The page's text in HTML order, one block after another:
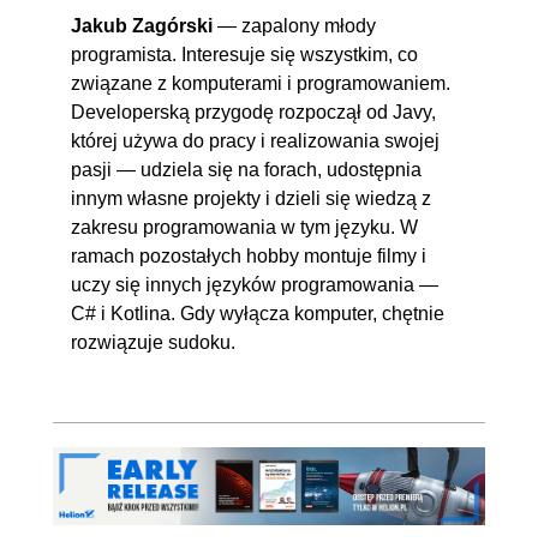
Jakub Zagórski — zapalony młody
programista. Interesuje się wszystkim, co
związane z komputerami i programowaniem.
Developerską przygodę rozpoczął od Javy,
której używa do pracy i realizowania swojej
pasji — udziela się na forach, udostępnia
innym własne projekty i dzieli się wiedzą z
zakresu programowania w tym języku. W
ramach pozostałych hobby montuje filmy i
uczy się innych języków programowania —
C# i Kotlina. Gdy wyłącza komputer, chętnie
rozwiązuje sudoku.